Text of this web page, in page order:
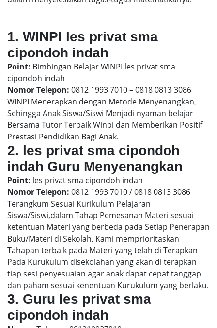
1. WINPI les privat sma
cipondoh indah
Point: Bimbingan Belajar WINPI les privat sma
cipondoh indah
Nomor Telepon: 0812 1993 7010 – 0818 0813 3086
WINPI Menerapkan dengan Metode Menyenangkan,
Sehingga Anak Siswa/Siswi Menjadi nyaman belajar
Bersama Tutor Terbaik Winpi dan Memberikan Positif
Prestasi Pendidikan Bagi Anak.
2. les privat sma cipondoh
indah Guru Menyenangkan
Point: les privat sma cipondoh indah
Nomor Telepon: 0812 1993 7010 / 0818 0813 3086
Terangkum Sesuai Kurikulum Pelajaran
Siswa/Siswi,dalam Tahap Pemesanan Materi sesuai
ketentuan Materi yang berbeda pada Setiap Penerapan
Buku/Materi di Sekolah, Kami memprioritaskan
Tahapan terbaik pada Materi yang telah di Terapkan
Pada Kurukulum disekolahan yang akan di terapkan
tiap sesi penyesuaian agar anak dapat cepat tanggap
dan paham sesuai kenentuan Kurukulum yang berlaku.
3. Guru les privat sma
cipondoh indah